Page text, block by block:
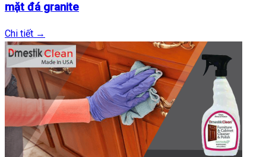
mặt đá granite
Chi tiết →